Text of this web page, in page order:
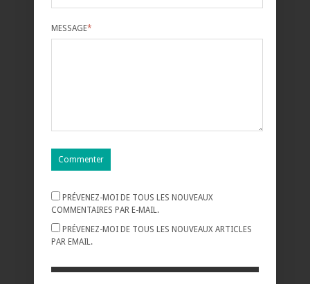
MESSAGE*
PRÉVENEZ-MOI DE TOUS LES NOUVEAUX
COMMENTAIRES PAR E-MAIL.
PRÉVENEZ-MOI DE TOUS LES NOUVEAUX ARTICLES
PAR EMAIL.